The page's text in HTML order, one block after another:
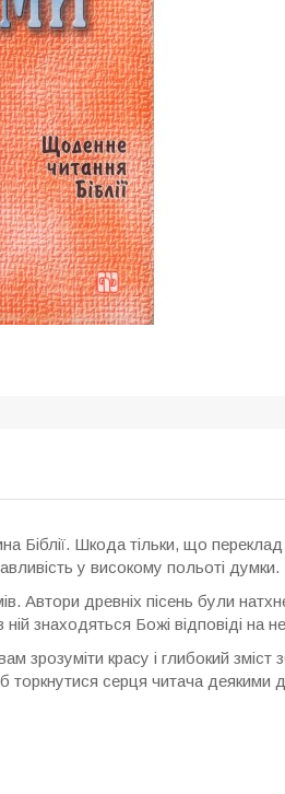
Біблії. Шкода тільки, що
у високому польоті думки.
Автори древніх пісень були
знаходяться Божі відповіді на
красу і глибокий зміст
серця читача деякими